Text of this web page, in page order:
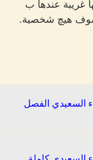
غريبة عندها ب
هيچ شخصية.
السعيدي الفصل